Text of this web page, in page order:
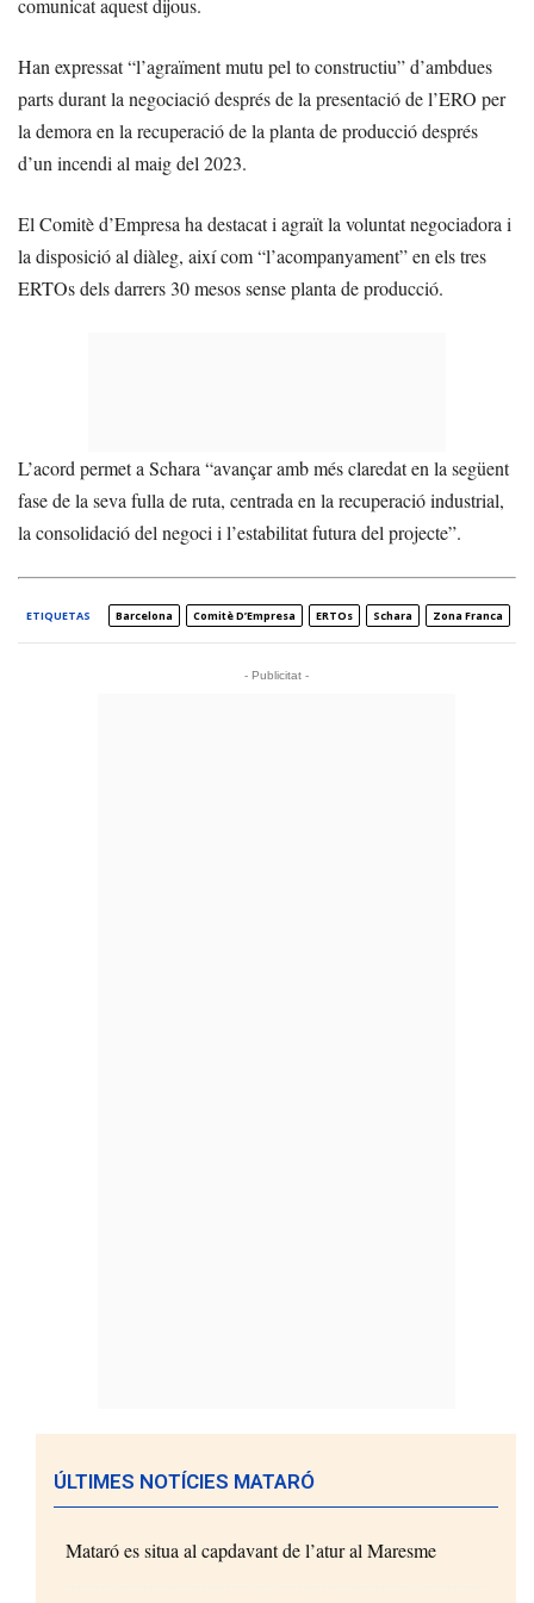
Han expressat “l’agraïment mutu pel to constructiu” d’ambdues
parts durant la negociació després de la presentació de l’ERO per
la demora en la recuperació de la planta de producció després
d’un incendi al maig del 2023.
El Comitè d’Empresa ha destacat i agraït la voluntat negociadora i
la disposició al diàleg, així com “l’acompanyament” en els tres
ERTOs dels darrers 30 mesos sense planta de producció.
L’acord permet a Schara “avançar amb més claredat en la següent
fase de la seva fulla de ruta, centrada en la recuperació industrial,
la consolidació del negoci i l’estabilitat futura del projecte”.
ETIQUETAS Barcelona Comitè D’Empresa ERTOs Schara Zona Franca
- Publicitat -
ÚLTIMES NOTÍCIES MATARÓ
Mataró es situa al capdavant de l’atur al Maresme